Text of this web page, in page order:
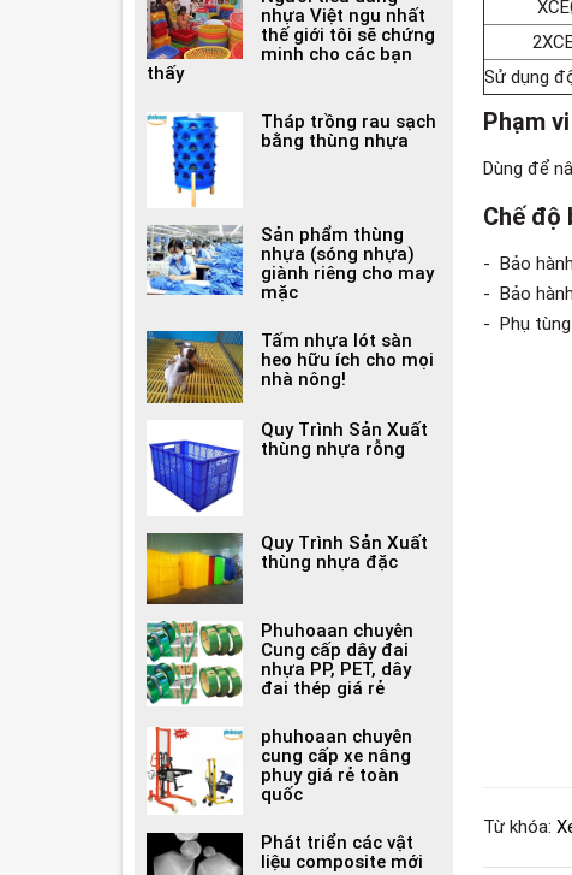
Sử dụng
Phạm
Dùng để
Chế độ
- Bảo
- Bảo
- Phụ
Từ khóa:
nhựa Việt ngu nhất
thế giới tôi sẽ chứng
minh cho các bạn
thấy
Tháp trồng rau sạch
bằng thùng nhựa
Sản phẩm thùng
nhựa (sóng nhựa)
giành riêng cho may
mặc
Tấm nhựa lót sàn
heo hữu ích cho mọi
nhà nông!
Quy Trình Sản Xuất
thùng nhựa rỗng
Quy Trình Sản Xuất
thùng nhựa đặc
Phuhoaan chuyên
Cung cấp dây đai
nhựa PP, PET, dây
đai thép giá rẻ
phuhoaan chuyên
cung cấp xe nâng
phuy giá rẻ toàn
quốc
Phát triển các vật
liệu composite mới